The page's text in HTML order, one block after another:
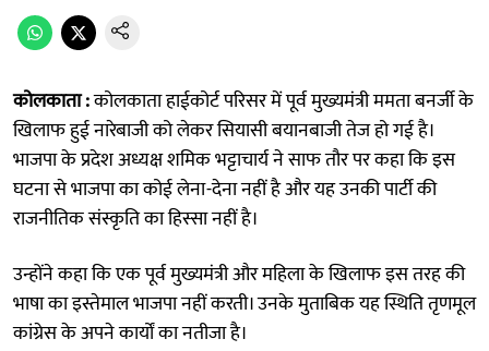
कोलकाता :कोलकाता हाईकोर्ट परिसर में पूर्व मुख्यमंत्री ममता बनर्जी के
खिलाफ हुई नारेबाजी को लेकर सियासी बयानबाजी तेज हो गई है।
भाजपा के प्रदेश अध्यक्ष शमिक भट्टाचार्य ने साफ तौर पर कहा कि इस
घटना से भाजपा का कोई लेना-देना नहीं है और यह उनकी पार्टी की
राजनीतिक संस्कृति का हिस्सा नहीं है।
उन्होंने कहा कि एक पूर्व मुख्यमंत्री और महिला के खिलाफ इस तरह की
भाषा का इस्तेमाल भाजपा नहीं करती। उनके मुताबिक यह स्थिति तृणमूल
कांग्रेस के अपने कार्यों का नतीजा है।